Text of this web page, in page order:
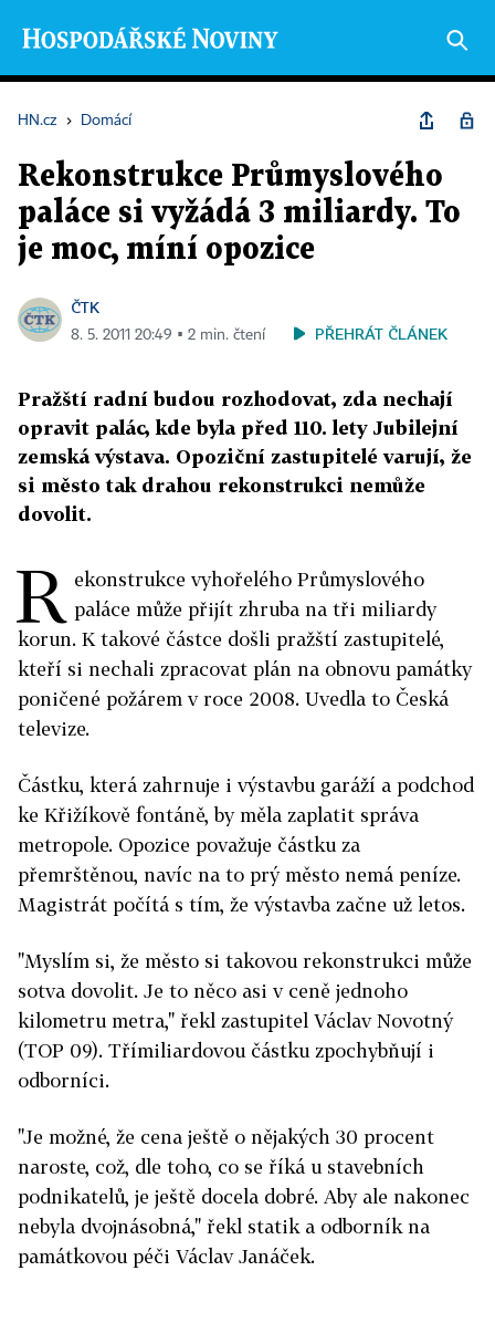
HN.cz › Domácí
Rekonstrukce Průmyslového
paláce si vyžádá 3 miliardy. To
je moc, míní opozice
ČTK
8. 5. 2011 20:49 ▪ 2 min. čtení PŘEHRÁT ČLÁNEK
Pražští radní budou rozhodovat, zda nechají
opravit palác, kde byla před 110. lety Jubilejní
zemská výstava. Opoziční zastupitelé varují, že
si město tak drahou rekonstrukci nemůže
dovolit.
R ekonstrukce vyhořelého Průmyslového
paláce může přijít zhruba na tři miliardy
korun. K takové částce došli pražští zastupitelé,
kteří si nechali zpracovat plán na obnovu památky
poničené požárem v roce 2008. Uvedla to Česká
televize.
Částku, která zahrnuje i výstavbu garáží a podchod
ke Křižíkově fontáně, by měla zaplatit správa
metropole. Opozice považuje částku za
přemrštěnou, navíc na to prý město nemá peníze.
Magistrát počítá s tím, že výstavba začne už letos.
"Myslím si, že město si takovou rekonstrukci může
sotva dovolit. Je to něco asi v ceně jednoho
kilometru metra," řekl zastupitel Václav Novotný
(TOP 09). Třímiliardovou částku zpochybňují i
odborníci.
"Je možné, že cena ještě o nějakých 30 procent
naroste, což, dle toho, co se říká u stavebních
podnikatelů, je ještě docela dobré. Aby ale nakonec
nebyla dvojnásobná," řekl statik a odborník na
památkovou péči Václav Janáček.